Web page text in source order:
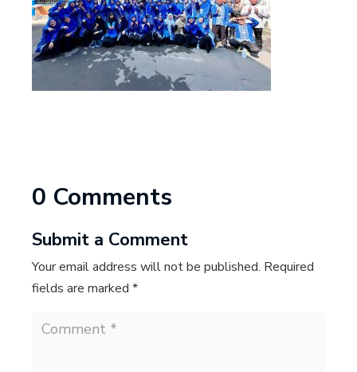
0 Comments
Submit a Comment
Your email address will not be published. Required
fields are marked *